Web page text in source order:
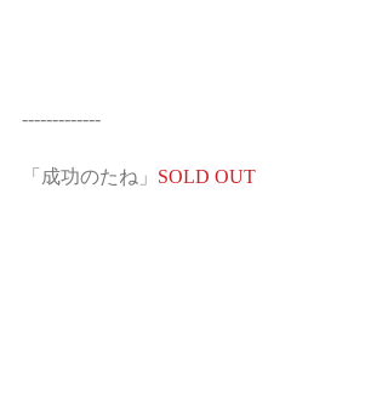
-------------
「成功のたね」 SOLD OUT